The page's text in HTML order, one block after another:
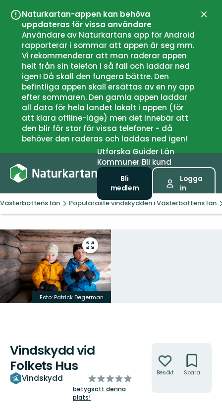
Naturkartan-appen kan behöva
uppdateras för vissa användare
Användare av Naturkartans app för Android
rapporterar i sommar att appen är seg mm.
Vi rekommenderar att man raderar appen
helt från sin telefon i så fall och laddar ned
igen! Då skall den fungera bättre. Den
befintliga appen skall ersättas av en ny app
efter sommaren. Den gamla appen laddar
all data för hela landet lokalt i appen (för
att klara offline-läge) men det innebär att
den blir för stor för vissa telefoner - då
behöver den raderas och laddas ned igen!
UtforskaGuiderLän
Kommuner Bli kund
Bli
medlem
Logga
in
Västerbottens län Populäraste vindskydden i Västerbottens län
Gå
till
helskärmsläge
Foto: Patrick Degerman
Vindskydd vid
Folkets Hus
Vindskydd
av
5
stjärnor
betygsätt denna
plats!
Besökt Spara